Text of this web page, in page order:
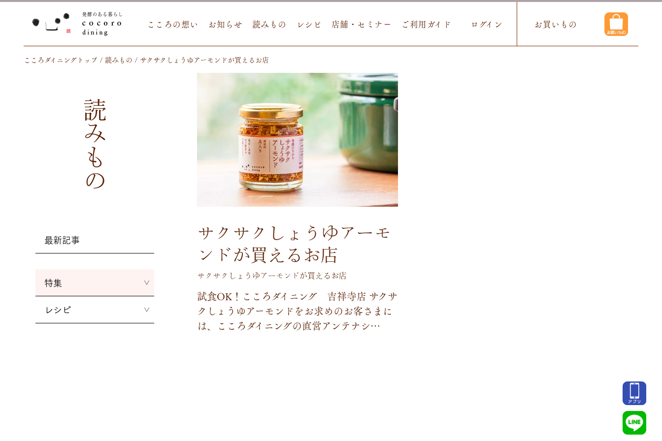
こころの想い お知らせ 読みもの レシピ 店舗・セミナー ご利用ガイド ログイン お買いもの
こころダイニングトップ 読みもの サクサクしょうゆアーモンドが買えるお店
読みもの
最新記事
特集
レシピ
サクサクしょうゆアーモ
ンドが買えるお店
サクサクしょうゆアーモンドが買えるお店
試食OK ！ こ こ ろダイ ニング 吉祥寺店 サクサ
ク し ょ う ゆアーモ ン ド をお求めのお客さ ま に
は、 こ こ ろダイ ニングの直営アンテナシ…